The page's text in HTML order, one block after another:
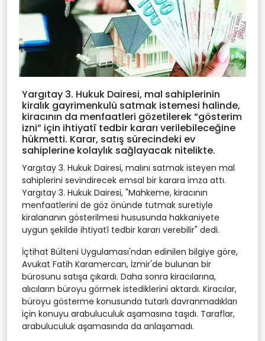
Yargıtay 3. Hukuk Dairesi, mal sahiplerinin
kiralık gayrimenkulü satmak istemesi halinde,
kiracının da menfaatleri gözetilerek “gösterim
izni” için ihtiyatî tedbir kararı verilebileceğine
hükmetti. Karar, satış sürecindeki ev
sahiplerine kolaylık sağlayacak nitelikte.
Yargıtay 3. Hukuk Dairesi, malını satmak isteyen mal
sahiplerini sevindirecek emsal bir karara imza attı.
Yargıtay 3. Hukuk Dairesi, "Mahkeme, kiracının
menfaatlerini de göz önünde tutmak suretiyle
kiralananın gösterilmesi hususunda hakkaniyete
uygun şekilde ihtiyatî tedbir kararı verebilir" dedi.
İçtihat Bülteni Uygulaması'ndan edinilen bilgiye göre,
Avukat Fatih Karamercan, İzmir'de bulunan bir
bürosunu satışa çıkardı. Daha sonra kiracılarına,
alıcıların büroyu görmek istediklerini aktardı. Kiracılar,
büroyu gösterme konusunda tutarlı davranmadıkları
için konuyu arabuluculuk aşamasına taşıdı. Taraflar,
arabuluculuk aşamasında da anlaşamadı.